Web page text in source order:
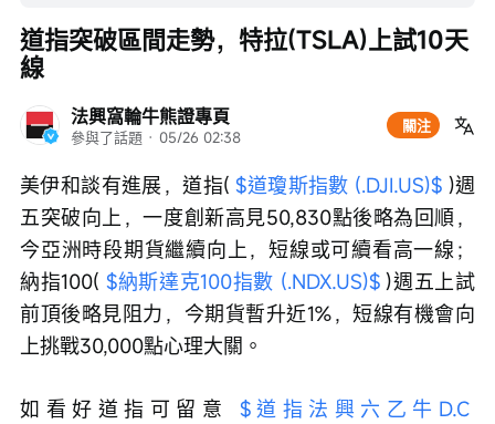
法興窩輪牛熊證專頁
參與了話題 · 05/26 02:38
關注
道指突破區間走勢，特拉(TSLA)上試10天
線
美伊和談有進展，道指( $道瓊斯指數 (.DJI.US)$ )週
五突破向上，一度創新高見50,830點後略為回順，
今亞洲時段期貨繼續向上，短線或可續看高一線；
納指100( $納斯達克100指數 (.NDX.US)$ )週五上試
前頂後略見阻力，今期貨暫升近1%，短線有機會向
上挑戰30,000點心理大關。
如看好道指可留意 $道指法興六乙牛D.C